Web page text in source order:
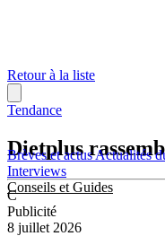
Brèves et actusActualités
Interviews
Conseils et Guides
Retour à la liste
Tendance
Dietplus
C
Publicité
8 juillet 2026